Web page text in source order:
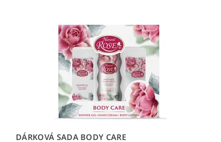
DÁRKOVÁ SADA BODY CARE